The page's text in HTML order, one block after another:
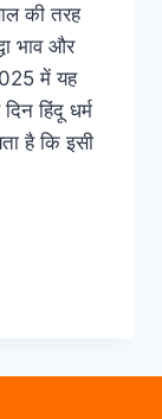
की तरह
भाव और
में यह
हिंदू धर्म
है कि इसी